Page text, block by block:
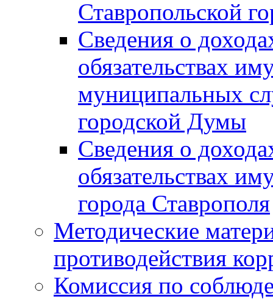
Ставропольской
Сведения о
обязательствах
муниципальных
городской Думы
Сведения о
обязательствах
города Ставрополя
Методические
противодействия
Комиссия по